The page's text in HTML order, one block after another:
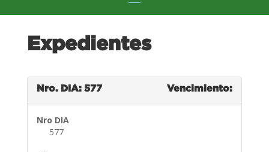
Expedientes
Nro. DIA: 577 Vencimiento:
Nro DIA
577